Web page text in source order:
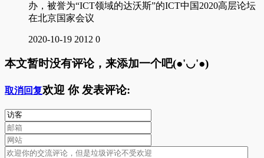
办，被誉为“ICT领域的达沃斯”的ICT中国2020高层论坛
在北京国家会议
2020-10-19 2012 0
本文暂时没有评论，来添加一个吧(●'◡'●)
取消回复欢迎 你发表评论: